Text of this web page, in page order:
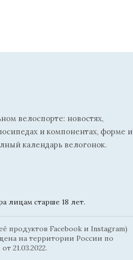
велоспорте: новостях,
и компонентах, форме и
календарь велогонок.
лицам старше 18 лет.
продуктов Facebook и Instagram)
на территории России по
21.03.2022.